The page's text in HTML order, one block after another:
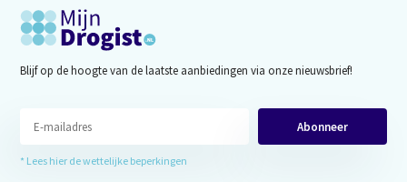
Blijf op de hoogte van de laatste aanbiedingen via onze nieuwsbrief!
Abonneer
* Lees hier de wettelijke beperkingen